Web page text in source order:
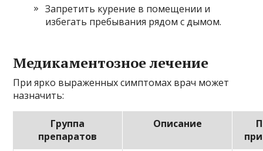
Запретить курение в помещении и
избегать пребывания рядом с дымом.
Медикаментозное лечение
При ярко выраженных симптомах врач может
назначить:
Группа
препаратов
Описание